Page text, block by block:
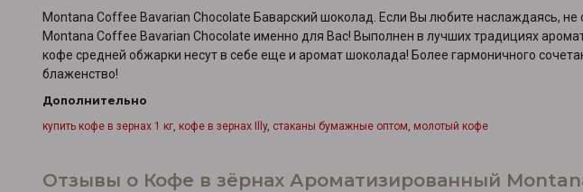
Montana Coffee Bavarian Chocolate Баварский шоколад. Если Вы любите наслаждаясь,
Montana Coffee Bavarian Chocolate именно для Вас! Выполнен в лучших традициях
кофе средней обжарки несут в себе еще и аромат шоколада! Более гармоничного
блаженство!
Дополнительно
купить кофе в зернах 1 кг, кофе в зернах Illy, стаканы бумажные оптом, молотый кофе
Отзывы о Кофе в зёрнах Ароматизированный